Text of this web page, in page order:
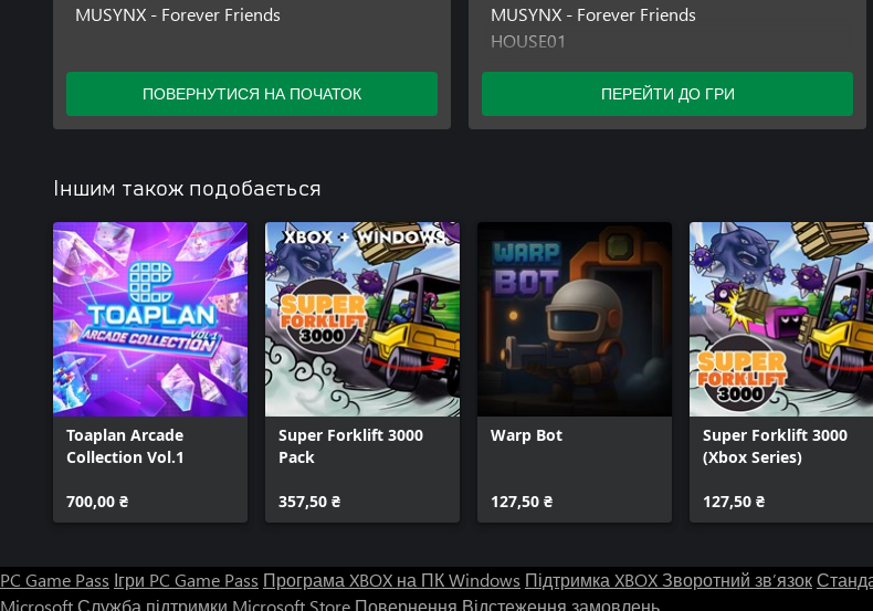
MUSYNX - Forever Friends
ПОВЕРНУТИСЯ НА ПОЧАТОК
MUSYNX - Forever Friends
HOUSE01
MUSYNX - Japanese Cyber Theme
MUSYNX - Shooting Game Theme
MUSYNX - Stage Theme
ПЕРЕЙТИ ДО ГРИ
Іншим також подобається
Toaplan Arcade
Collection Vol.1
700,00 ₴
Super Forklift 3000
Pack
357,50 ₴
Warp Bot
127,50 ₴
Super Forklift 3000
(Xbox Series)
127,50 ₴
PC Game Pass Ігри PC Game Pass Програма XBOX на ПК Windows Підтримка XBOXЗворотний зв’язок
MicrosoftСлужба підтримки Microsoft Store Повернення Відстеження замовлень